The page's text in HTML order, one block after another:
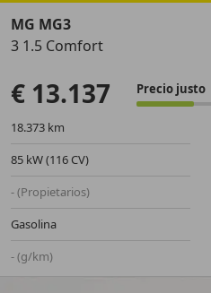
Anterior
MG MG3
3 1.5 Comfort
€ 13.137 Precio justo
18.373 km
85 kW (116 CV)
- (Propietarios)
Gasolina
- (g/km)